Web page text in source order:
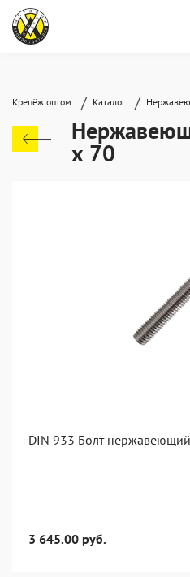
Крепёж оптом / Каталог /
х 70
DIN 933 Болт
3 645.00 руб.